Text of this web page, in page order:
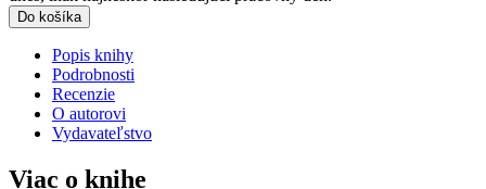
Do košíka
Popis knihy
Podrobnosti
Recenzie
O autorovi
Vydavateľstvo
Viac o knihe